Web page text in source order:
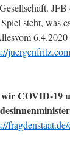
steht, was
6.4.2020
COVID-19